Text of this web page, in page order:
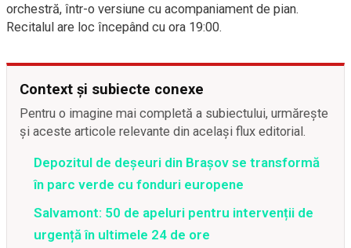
orchestră, într-o versiune cu acompaniament de pian.
Recitalul are loc începând cu ora 19:00.
Context și subiecte conexe
Pentru o imagine mai completă a subiectului, urmărește
și aceste articole relevante din același flux editorial.
Depozitul de deșeuri din Brașov se transformă
în parc verde cu fonduri europene
Salvamont: 50 de apeluri pentru intervenții de
urgență în ultimele 24 de ore